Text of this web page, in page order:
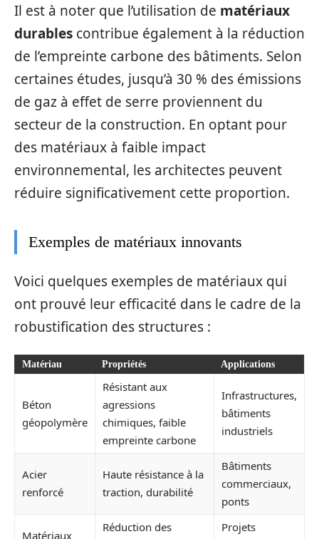
Il est à noter que l’utilisation de matériaux
durables contribue également à la réduction
de l’empreinte carbone des bâtiments. Selon
certaines études, jusqu’à 30 % des émissions
de gaz à effet de serre proviennent du
secteur de la construction. En optant pour
des matériaux à faible impact
environnemental, les architectes peuvent
réduire significativement cette proportion.
Exemples de matériaux innovants
Voici quelques exemples de matériaux qui
ont prouvé leur efficacité dans le cadre de la
robustification des structures :
Matériau Propriétés Applications
Béton
géopolymère
Résistant aux
agressions
chimiques, faible
empreinte carbone
Infrastructures,
bâtiments
industriels
Acier
renforcé
Haute résistance à la
traction, durabilité
Bâtiments
commerciaux,
ponts
Matériaux
Réduction des
Projets